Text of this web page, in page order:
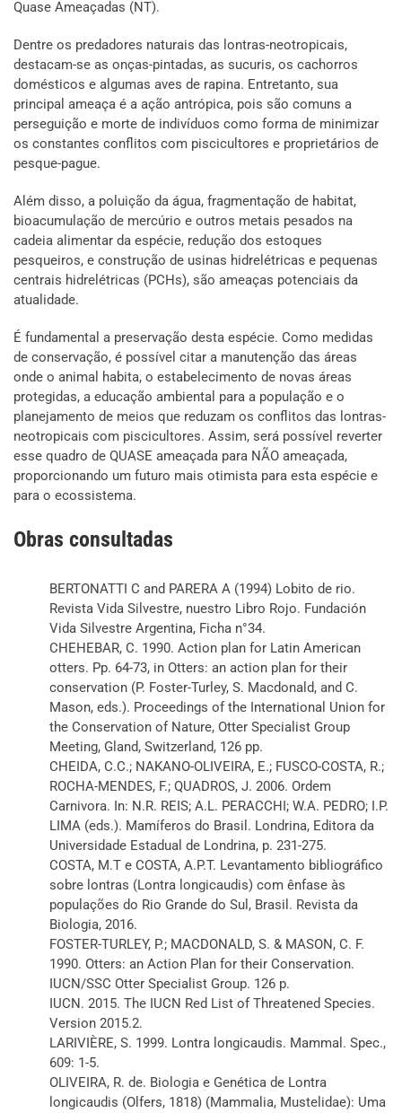
Quase Ameaçadas (NT).
Dentre os predadores naturais das lontras-neotropicais,
destacam-se as onças-pintadas, as sucuris, os cachorros
domésticos e algumas aves de rapina. Entretanto, sua
principal ameaça é a ação antrópica, pois são comuns a
perseguição e morte de indivíduos como forma de minimizar
os constantes conflitos com piscicultores e proprietários de
pesque-pague.
Além disso, a poluição da água, fragmentação de habitat,
bioacumulação de mercúrio e outros metais pesados na
cadeia alimentar da espécie, redução dos estoques
pesqueiros, e construção de usinas hidrelétricas e pequenas
centrais hidrelétricas (PCHs), são ameaças potenciais da
atualidade.
É fundamental a preservação desta espécie. Como medidas
de conservação, é possível citar a manutenção das áreas
onde o animal habita, o estabelecimento de novas áreas
protegidas, a educação ambiental para a população e o
planejamento de meios que reduzam os conflitos das lontras-
neotropicais com piscicultores. Assim, será possível reverter
esse quadro de QUASE ameaçada para NÃO ameaçada,
proporcionando um futuro mais otimista para esta espécie e
para o ecossistema.
Obras consultadas
BERTONATTI C and PARERA A (1994) Lobito de rio.
Revista Vida Silvestre, nuestro Libro Rojo. Fundación
Vida Silvestre Argentina, Ficha n°34.
CHEHEBAR, C. 1990. Action plan for Latin American
otters. Pp. 64-73, in Otters: an action plan for their
conservation (P. Foster-Turley, S. Macdonald, and C.
Mason, eds.). Proceedings of the International Union for
the Conservation of Nature, Otter Specialist Group
Meeting, Gland, Switzerland, 126 pp.
CHEIDA, C.C.; NAKANO-OLIVEIRA, E.; FUSCO-COSTA, R.;
ROCHA-MENDES, F.; QUADROS, J. 2006. Ordem
Carnivora. In: N.R. REIS; A.L. PERACCHI; W.A. PEDRO; I.P.
LIMA (eds.). Mamíferos do Brasil. Londrina, Editora da
Universidade Estadual de Londrina, p. 231-275.
COSTA, M.T e COSTA, A.P.T. Levantamento bibliográfico
sobre lontras (Lontra longicaudis) com ênfase às
populações do Rio Grande do Sul, Brasil. Revista da
Biologia, 2016.
FOSTER-TURLEY, P.; MACDONALD, S. & MASON, C. F.
1990. Otters: an Action Plan for their Conservation.
IUCN/SSC Otter Specialist Group. 126 p.
IUCN. 2015. The IUCN Red List of Threatened Species.
Version 2015.2.
LARIVIÈRE, S. 1999. Lontra longicaudis. Mammal. Spec.,
609: 1-5.
OLIVEIRA, R. de. Biologia e Genética de Lontra
longicaudis (Olfers, 1818) (Mammalia, Mustelidae): Uma